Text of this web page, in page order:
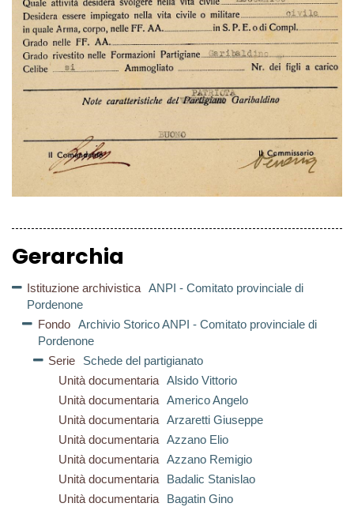
Gerarchia
Istituzione archivistica
ANPI - Comitato provinciale di
Pordenone
Fondo
Archivio Storico ANPI - Comitato provinciale di
Pordenone
Serie
Schede del partigianato
Unità documentaria
Alsido Vittorio
Unità documentaria
Americo Angelo
Unità documentaria
Arzaretti Giuseppe
Unità documentaria
Azzano Elio
Unità documentaria
Azzano Remigio
Unità documentaria
Badalic Stanislao
Unità documentaria
Bagatin Gino